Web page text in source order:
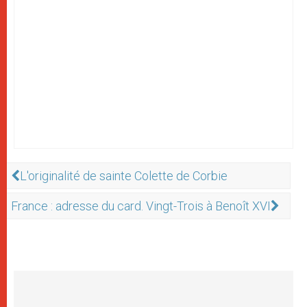
L'originalité de sainte Colette de Corbie
France : adresse du card. Vingt-Trois à Benoît XVI